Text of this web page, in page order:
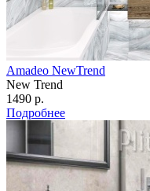
Amadeo NewTrend
New Trend
1490 р.
Подробнее